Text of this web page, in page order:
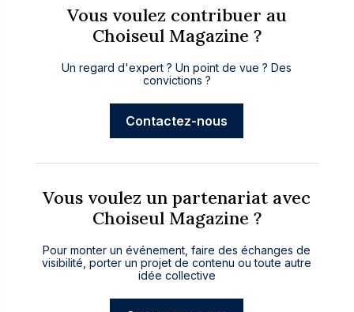
Vous voulez contribuer au
Choiseul Magazine ?
Un regard d'expert ? Un point de vue ? Des
convictions ?
Contactez-nous
Vous voulez un partenariat avec
Choiseul Magazine ?
Pour monter un événement, faire des échanges de
visibilité, porter un projet de contenu ou toute autre
idée collective